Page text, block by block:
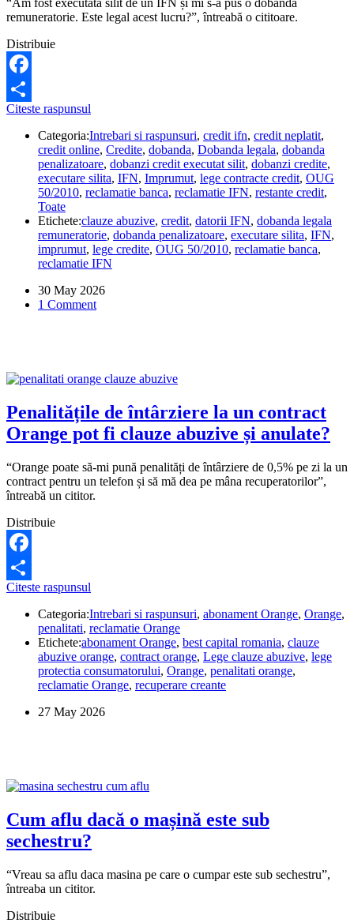
“Am fost executată silit de un IFN și mi s-a pus o dobândă
remuneratorie. Este legal acest lucru?”, întreabă o cititoare.
Distribuie
Facebook
Share
Citeste raspunsul
poate
să-
mi
aplice
dobândă
remuneratorie
la
creditul
executat
Categoria:Intrebari si raspunsuri, credit ifn, credit neplatit,
credit online, Credite, dobanda, Dobanda legala, dobanda
penalizatoare, dobanzi credit executat silit, dobanzi credite,
executare silita, IFN, Imprumut, lege contracte credit, OUG
50/2010, reclamatie banca, reclamatie IFN, restante credit,
Toate
Etichete:clauze abuzive, credit, datorii IFN, dobanda legala
remuneratorie, dobanda penalizatoare, executare silita, IFN,
imprumut, lege credite, OUG 50/2010, reclamatie banca,
reclamatie IFN
30 May 2026
1 Comment
Penalitățile de întârziere la un contract
Orange pot fi clauze abuzive și anulate?
“Orange poate să-mi pună penalități de întârziere de 0,5% pe zi la un
contract pentru un telefon și să mă dea pe mâna recuperatorilor”,
întreabă un cititor.
Distribuie
Facebook
Share
Citeste raspunsul
întârziere
la
un
contract
Orange
pot
clauze
Categoria:Intrebari si raspunsuri, abonament Orange, Orange,
penalitati, reclamatie Orange
Etichete:abonament Orange, best capital romania, clauze
abuzive orange, contract orange, Lege clauze abuzive, lege
protectia consumatorului, Orange, penalitati orange,
reclamatie Orange, recuperare creante
27 May 2026
Cum aflu dacă o mașină este sub
sechestru?
“Vreau sa aflu daca masina pe care o cumpar este sub sechestru”,
întreaba un cititor.
Distribuie